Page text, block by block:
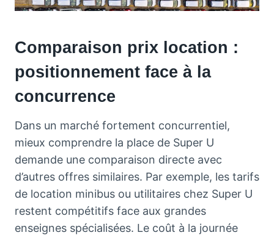
Comparaison prix location :
positionnement face à la
concurrence
Dans un marché fortement concurrentiel,
mieux comprendre la place de Super U
demande une comparaison directe avec
d’autres offres similaires. Par exemple, les tarifs
de location minibus ou utilitaires chez Super U
restent compétitifs face aux grandes
enseignes spécialisées. Le coût à la journée